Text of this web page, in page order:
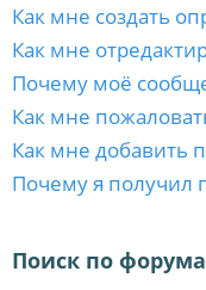
Как мне создать
Как мне
Почему моё
Как мне
Как мне добавить
Почему я получил
Поиск по